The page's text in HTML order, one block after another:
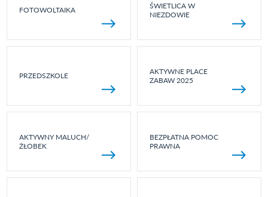
FOTOWOLTAIKA
ŚWIETLICA W
NIEZDOWIE
PRZEDSZKOLE
AKTYWNE PLACE
ZABAW 2025
AKTYWNY MALUCH/
ŻŁOBEK
BEZPŁATNA POMOC
PRAWNA